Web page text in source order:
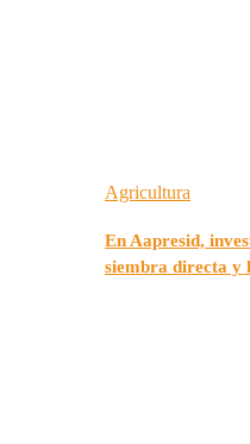
Agricultura
En Aapresid,
siembra directa y